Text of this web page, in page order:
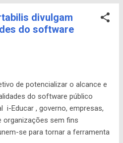
o Fedora Silverblue oferece
desktop como Flatpaks. Isso
isolamento / sandbox de
Flatpaks podem ser atualizados
de Trabalho Fedora está
um Dia de Teste para Silverblue
semana, então se você quiser
o esforço de
ao mesmo tempo,
divulgam
do software
de potencializar o alcance e
do software público
i-Educar , governo, empresas,
organizações sem fins
se para tornar a ferramenta